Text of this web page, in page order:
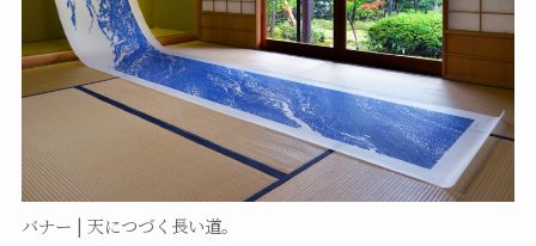
バナー | 天につづく長い道。